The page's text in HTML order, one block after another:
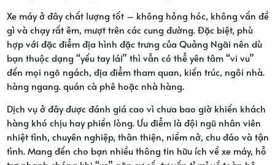
Xe máy ở đây chất lượng tốt – không hỏng hóc, không vấn đề
gì và chạy rất êm, mượt trên các cung đường. Đặc biệt, phù
hợp với đặc điểm địa hình đặc trưng của Quảng Ngãi nên dù
bạn thuộc dạng “yếu tay lái” thì vẫn có thể yên tâm “vi vu”
đến mọi ngõ ngách, địa điểm tham quan, kiến trúc, ngôi nhà.
hàng ngang. quán cà phê hoặc nhà hàng.
Dịch vụ ở đây được đánh giá cao vì chưa bao giờ khiến khách
hàng khó chịu hay phiền lòng. Ưu điểm là đội ngũ nhân viên
nhiệt tình, chuyên nghiệp, thân thiện, niềm nở, chu đáo và tận
tình. Mang đến cho bạn nhiều thông tin hữu ích về xe máy, hỗ